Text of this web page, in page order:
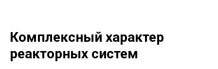
Комплексный характер
реакторных систем